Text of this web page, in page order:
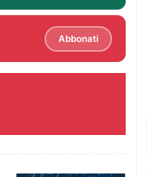
Abbonati